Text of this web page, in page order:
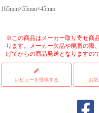
165mm×55mm×45mm
※この商品はメーカー取り寄せ商
ります。メーカー欠品や廃番の際
げてからの商品発送となりますの
レビューを投稿する お